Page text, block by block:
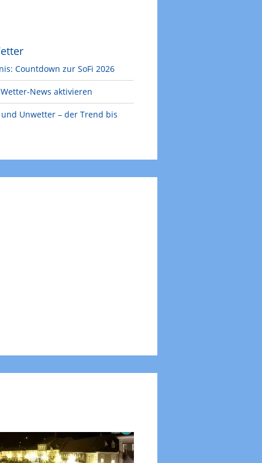
Countdown zur SoFi 2026
News aktivieren
und Unwetter – der Trend bis